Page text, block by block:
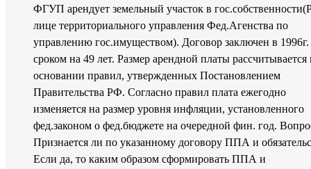
ФГУП арендует земельный участок в
лице территориального управления Фед.Агенства по
управлению гос.имуществом). Договор заключен в 1996г.
сроком на 49 лет. Размер арендной платы рассчитывается
основании правил, утвержденных Постановлением
Правительства РФ. Согласно правил плата ежегодно
изменяется на размер уровня инфляции, установленного
фед.законом о фед.бюджете на очередной фин. год.
Признается ли по указанному договору ППА и
Если да, то каким образом сформировать ППА и